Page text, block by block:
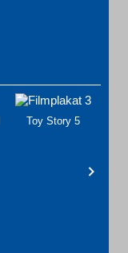
Toy Story 5